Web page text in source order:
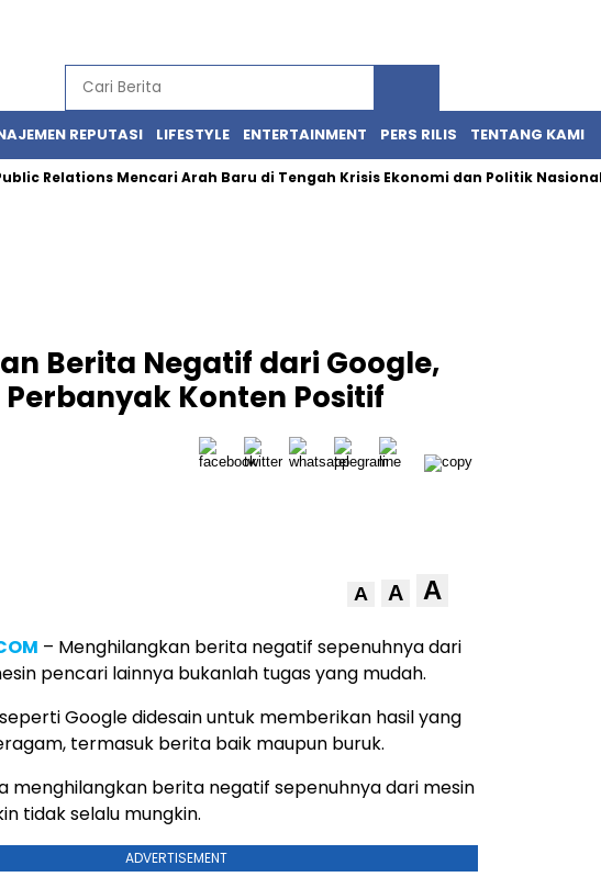
REPUTASI LIFESTYLE ENTERTAINMENT PERS RILIS TENTANG KAMI
Mencari Arah Baru di Tengah Krisis Ekonomi dan Politik Nasional
Berita Negatif dari Google,
Konten Positif
A A A
– Menghilangkan berita negatif sepenuhnya dari
pencari lainnya bukanlah tugas yang mudah.
Google didesain untuk memberikan hasil yang
termasuk berita baik maupun buruk.
menghilangkan berita negatif sepenuhnya dari mesin
tidak selalu mungkin.
ADVERTISEMENT